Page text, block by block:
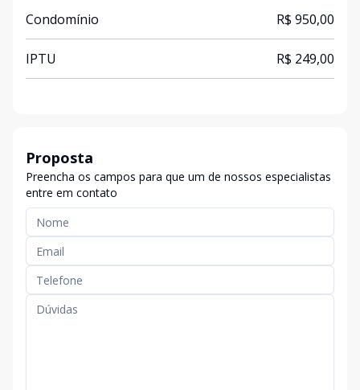
Condomínio R$ 950,00
IPTU R$ 249,00
Proposta
Preencha os campos para que um de nossos especialistas
entre em contato